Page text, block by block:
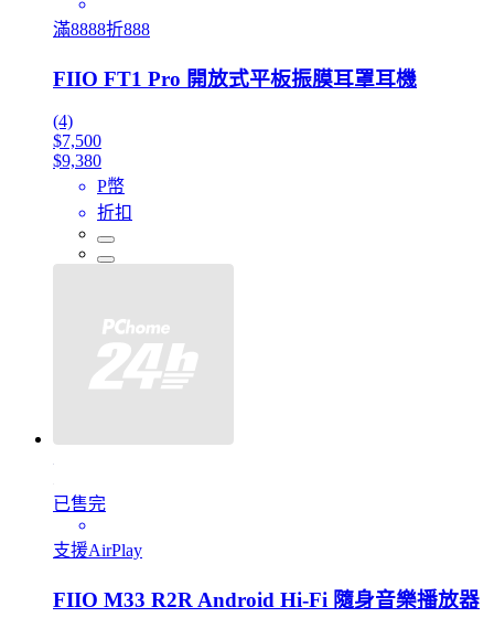
滿8888折888
FIIO FT1 Pro 開放式平板振膜耳罩耳機
(4)
$7,500
$9,380
P幣
折扣
已售完
支援AirPlay
FIIO M33 R2R Android Hi-Fi 隨身音樂播放器